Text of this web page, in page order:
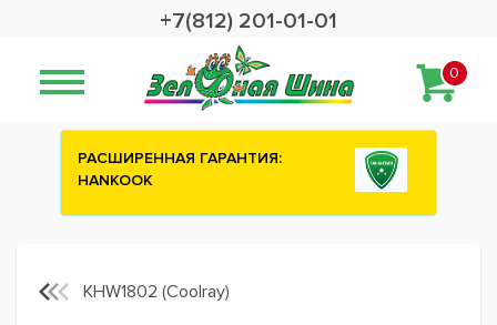
+7(812) 201-01-01
0
Сashback 2500 рублей на зимние
KHW1802 (Coolray)